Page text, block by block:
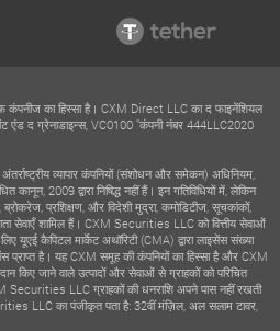
का हिस्सा है। CXM Direct LLC का द फाइनेंशियल
एंड द ग्रेनाडाइन्स, VC0100 "कंपनी नंबर 444LLC2020
व्यापार कंपनियों (संशोधन और समेकन) अधिनियम,
2009 द्वारा निषिद्ध नहीं हैं। इन गतिविधियों में, लेकिन
ब्रोकरेज, प्रशिक्षण, और विदेशी मुद्रा, कमोडिटीज, सूचकांकों,
सेवाएँ शामिल हैं। CXM Securities LLC को वित्तीय सेवाओं
यूएई कैपिटल मार्केट अथॉरिटी (CMA) द्वारा लाइसेंस संख्या
प्राप्त है। यह CXM समूह की कंपनियों का हिस्सा है और CXM
किए जाने वाले उत्पादों और सेवाओं से ग्राहकों को परिचित
Securities LLC ग्राहकों की धनराशि अपने पास नहीं रखती
LLC का पंजीकृत पता है: 32वीं मंज़िल, अल सलाम टावर,